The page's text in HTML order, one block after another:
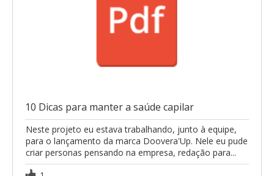
10 Dicas para manter a saúde capilar
Neste projeto eu estava trabalhando, junto à equipe,
para o lançamento da marca Doovera'Up. Nele eu pude
criar personas pensando na empresa, redação para...